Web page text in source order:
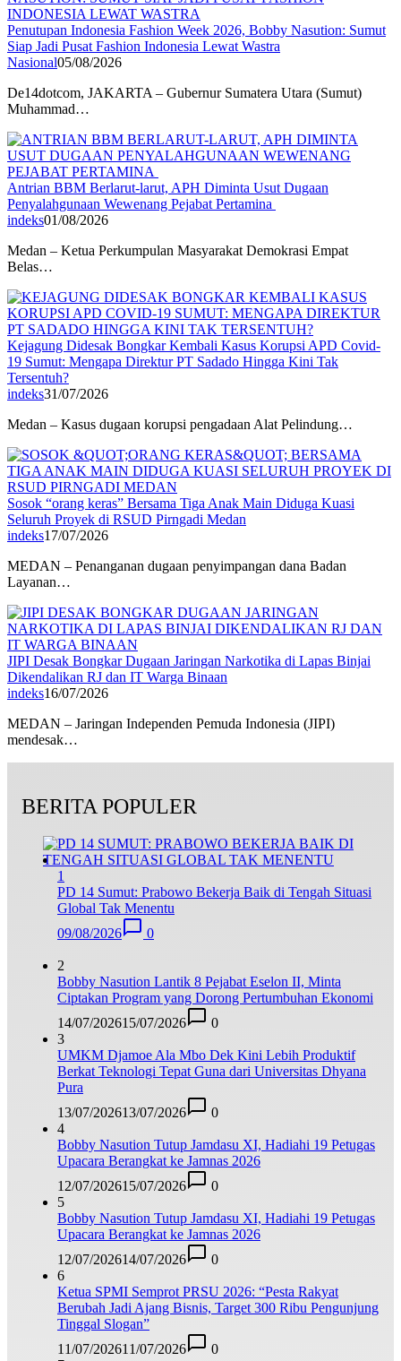
Penutupan Indonesia Fashion Week 2026, Bobby Nasution: Sumut
Siap Jadi Pusat Fashion Indonesia Lewat Wastra
Nasional05/08/2026
De14dotcom, JAKARTA – Gubernur Sumatera Utara (Sumut)
Muhammad…
Antrian BBM Berlarut-larut, APH Diminta Usut Dugaan
Penyalahgunaan Wewenang Pejabat Pertamina
indeks01/08/2026
Medan – Ketua Perkumpulan Masyarakat Demokrasi Empat
Belas…
Kejagung Didesak Bongkar Kembali Kasus Korupsi APD Covid-
19 Sumut: Mengapa Direktur PT Sadado Hingga Kini Tak
Tersentuh?
indeks31/07/2026
Medan – Kasus dugaan korupsi pengadaan Alat Pelindung…
Sosok “orang keras” Bersama Tiga Anak Main Diduga Kuasi
Seluruh Proyek di RSUD Pirngadi Medan
indeks17/07/2026
MEDAN – Penanganan dugaan penyimpangan dana Badan
Layanan…
JIPI Desak Bongkar Dugaan Jaringan Narkotika di Lapas Binjai
Dikendalikan RJ dan IT Warga Binaan
indeks16/07/2026
MEDAN – Jaringan Independen Pemuda Indonesia (JIPI)
mendesak…
BERITA POPULER
1
PD 14 Sumut: Prabowo Bekerja Baik di Tengah Situasi
Global Tak Menentu
09/08/2026
0
2
Bobby Nasution Lantik 8 Pejabat Eselon II, Minta
Ciptakan Program yang Dorong Pertumbuhan Ekonomi
14/07/202615/07/2026
0
3
UMKM Djamoe Ala Mbo Dek Kini Lebih Produktif
Berkat Teknologi Tepat Guna dari Universitas Dhyana
Pura
13/07/202613/07/2026
0
4
Bobby Nasution Tutup Jamdasu XI, Hadiahi 19 Petugas
Upacara Berangkat ke Jamnas 2026
12/07/202615/07/2026
0
5
Bobby Nasution Tutup Jamdasu XI, Hadiahi 19 Petugas
Upacara Berangkat ke Jamnas 2026
12/07/202614/07/2026
0
6
Ketua SPMI Semprot PRSU 2026: “Pesta Rakyat
Berubah Jadi Ajang Bisnis, Target 300 Ribu Pengunjung
Tinggal Slogan”
11/07/202611/07/2026
0